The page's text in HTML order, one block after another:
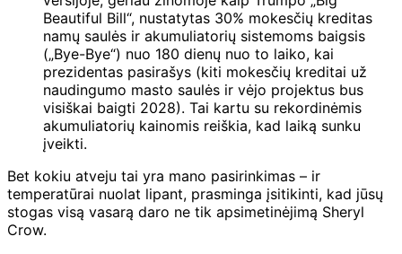
Beautiful Bill“, nustatytas 30% mokesčių kreditas
namų saulės ir akumuliatorių sistemoms baigsis
(„Bye-Bye“) nuo 180 dienų nuo to laiko, kai
prezidentas pasirašys (kiti mokesčių kreditai už
naudingumo masto saulės ir vėjo projektus bus
visiškai baigti 2028). Tai kartu su rekordinėmis
akumuliatorių kainomis reiškia, kad laiką sunku
įveikti.
Bet kokiu atveju tai yra mano pasirinkimas – ir
temperatūrai nuolat lipant, prasminga įsitikinti, kad jūsų
stogas visą vasarą daro ne tik apsimetinėjimą Sheryl
Crow.